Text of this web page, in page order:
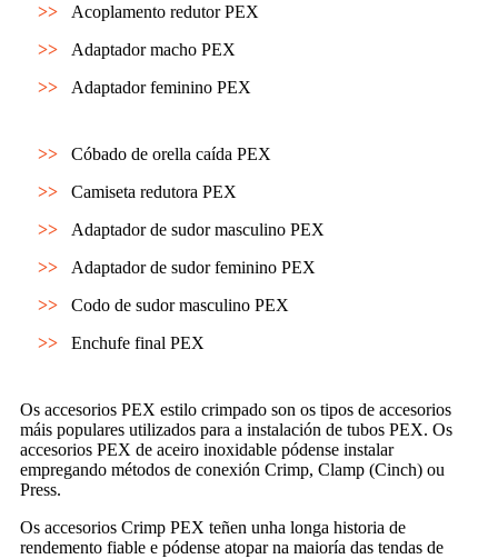
>>
Acoplamento redutor PEX
>>
Adaptador macho PEX
>>
Adaptador feminino PEX
>>
Cóbado de orella caída PEX
>>
Camiseta redutora PEX
>>
Adaptador de sudor masculino PEX
>>
Adaptador de sudor feminino PEX
>>
Codo de sudor masculino PEX
>>
Enchufe final PEX
Os accesorios PEX estilo crimpado son os tipos de accesorios
máis populares utilizados para a instalación de tubos PEX. Os
accesorios PEX de aceiro inoxidable pódense instalar
empregando métodos de conexión Crimp, Clamp (Cinch) ou
Press.
Os accesorios Crimp PEX teñen unha longa historia de
rendemento fiable e pódense atopar na maioría das tendas de